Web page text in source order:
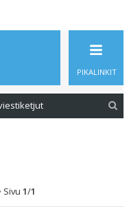
PIKALINKIT
Sivu 1/1